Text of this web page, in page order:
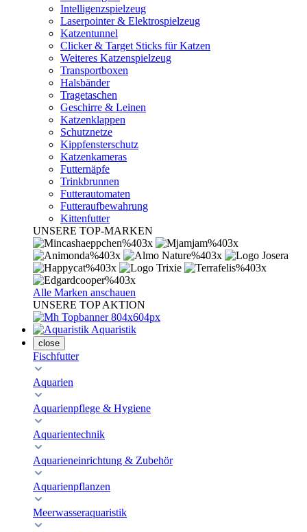
Intelligenzspielzeug
Laserpointer & Elektrospielzeug
Katzentunnel
Clicker & Target Sticks für Katzen
Weiteres Katzenspielzeug
Transportboxen
Halsbänder
Tragetaschen
Geschirre & Leinen
Katzenklappen
Schutznetze
Kippfensterschutz
Katzenkameras
Futternäpfe
Trinkbrunnen
Futterautomaten
Futteraufbewahrung
Kittenfutter
UNSERE TOP-MARKEN
Alle Marken anschauen
UNSERE TOP AKTION
Aquaristik
close
Fischfutter
Aquarien
Aquarienpflege & Hygiene
Aquarientechnik
Aquarieneinrichtung & Zubehör
Aquarienpflanzen
Meerwasseraquaristik